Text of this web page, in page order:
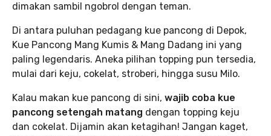
dimakan sambil ngobrol dengan teman.
Di antara puluhan pedagang kue pancong di Depok,
Kue Pancong Mang Kumis & Mang Dadang ini yang
paling legendaris. Aneka pilihan topping pun tersedia,
mulai dari keju, cokelat, stroberi, hingga susu Milo.
Kalau makan kue pancong di sini, wajib coba kue
pancong setengah matang dengan topping keju
dan cokelat. Dijamin akan ketagihan! Jangan kaget,